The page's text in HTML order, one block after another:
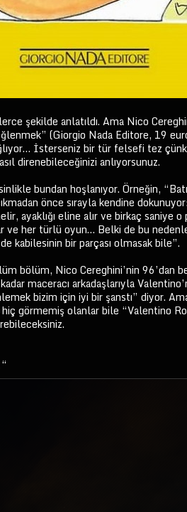
şekilde anlatıldı. Ama Nico
(Giorgio Nada Editore, 19
İsterseniz bir tür felsefi tez çünkü
direnebileceğinizi anlıyorsunuz.
bundan hoşlanıyor. Örneğin,
önce sırayla kendine
ayaklığı eline alır ve birkaç saniye
her türlü oyun… Belki de bu
kabilesinin bir parçası olmasak bile”.
bölüm, Nico Cereghini’nin 96’dan
kadar maceracı arkadaşlarıyla
bizim için iyi bir şanstı” diyor.
görmemiş olanlar bile “Valentino